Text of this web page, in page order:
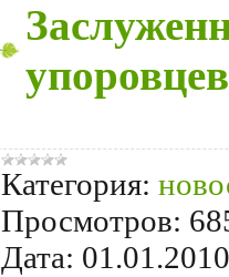
упоровцев
Категория:
Просмотров:
Дата: 01.01.2010